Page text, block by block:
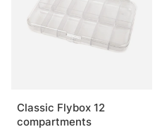
Classic Flybox 12
compartments